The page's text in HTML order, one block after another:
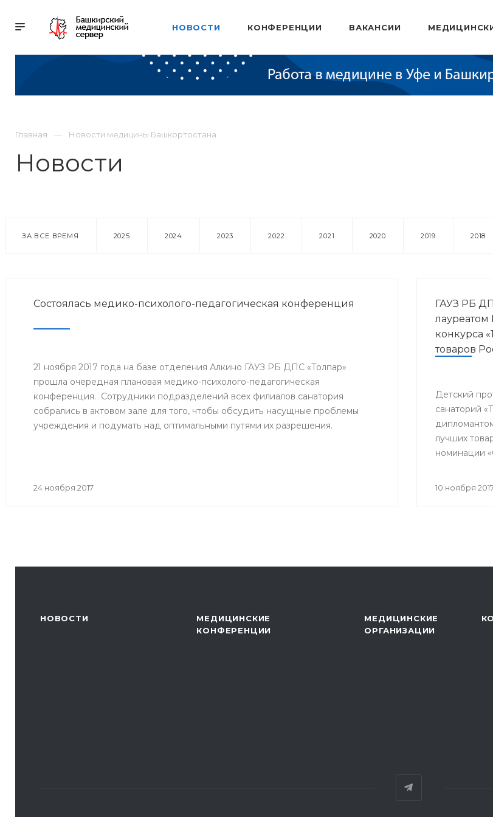
НОВОСТИ КОНФЕРЕНЦИИ ВАКАНСИИ
Главная Новости медицины Башкортостана
Новости
ЗА ВСЕ ВРЕМЯ 2025 2024 2023 2022 2021 2020 2019 2018
Состоялась медико-психолого-педагогическая конференция
21 ноября 2017 года на базе отделения Алкино ГАУЗ РБ ДПС «Толпар»
прошла очередная плановая медико-психолого-педагогическая
конференция. Сотрудники подразделений всех филиалов санатория
собрались в актовом зале для того, чтобы обсудить насущные проблемы
учреждения и подумать над оптимальными путями их разрешения.
24 ноября 2017
ГАУЗ РБ
лауреатом
конкурса
товаров
Детский
санаторий
лучших
номинации
10 ноября
НОВОСТИ
МЕДИЦИНСКИЕ
КОНФЕРЕНЦИИ
МЕДИЦИНСКИЕ
ОРГАНИЗАЦИИ